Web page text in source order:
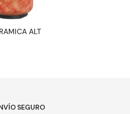
ALT
SEGURO